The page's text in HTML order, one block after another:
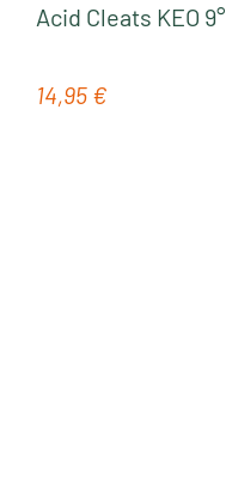
Acid Cleats KEO
Regulärer Preis:
14,95 €